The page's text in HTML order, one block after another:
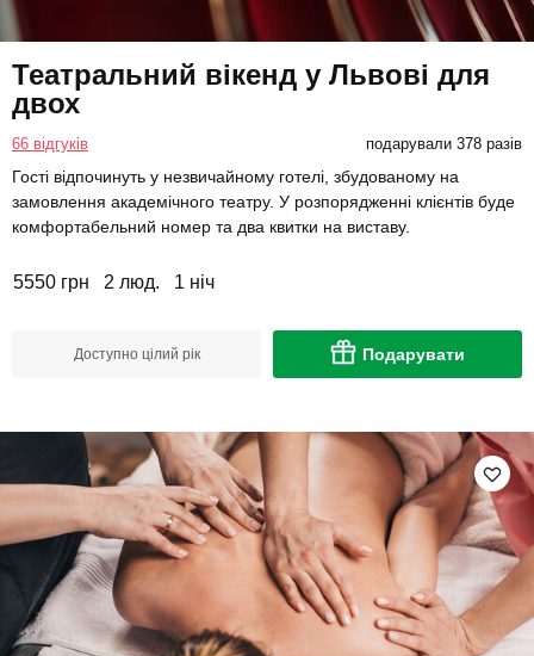
Театральний вікенд у Львові для
двох
66 відгуків подарували 378 разів
Гості відпочинуть у незвичайному готелі, збудованому на
замовлення академічного театру. У розпорядженні клієнтів буде
комфортабельний номер та два квитки на виставу.
5550 грн 2 люд. 1 ніч
Доступно цілий рік Подарувати